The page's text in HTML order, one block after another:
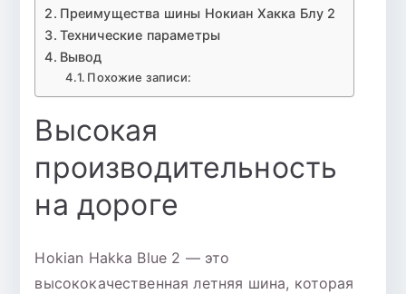
Преимущества шины Нокиан Хакка Блу 2
Технические параметры
Вывод
Похожие записи:
Высокая
производительность
на дороге
Нokian Hakka Blue 2 — это
высококачественная летняя шина, которая